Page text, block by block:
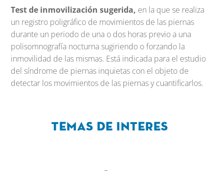
Test de inmovilización sugerida, en la que se realiza
un registro poligráfico de movimientos de las piernas
durante un periodo de una o dos horas previo a una
polisomnografía nocturna sugiriendo o forzando la
inmovilidad de las mismas. Está indicada para el estudio
del síndrome de piernas inquietas con el objeto de
detectar los movimientos de las piernas y cuantificarlos.
Temas de interes